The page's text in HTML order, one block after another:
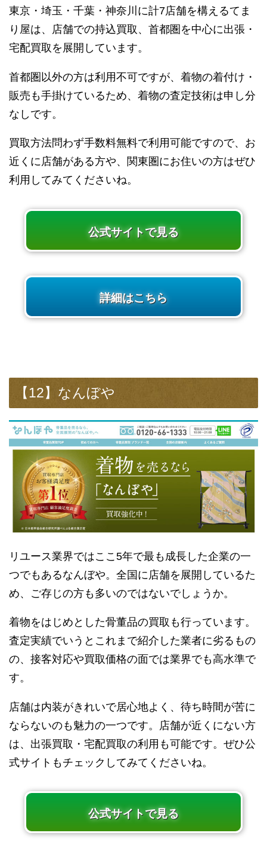
東京・埼玉・千葉・神奈川に計7店舗を構えるてま
り屋は、店舗での持込買取、首都圏を中心に出張・
宅配買取を展開しています。
首都圏以外の方は利用不可ですが、着物の着付け・
販売も手掛けているため、着物の査定技術は申し分
なしです。
買取方法問わず手数料無料で利用可能ですので、お
近くに店舗がある方や、関東圏にお住いの方はぜひ
利用してみてくださいね。
公式サイトで見る
詳細はこちら
【12】なんぼや
リユース業界ではここ5年で最も成長した企業の一
つでもあるなんぼや。全国に店舗を展開しているた
め、ご存じの方も多いのではないでしょうか。
着物をはじめとした骨董品の買取も行っています。
査定実績でいうとこれまで紹介した業者に劣るもの
の、接客対応や買取価格の面では業界でも高水準で
す。
店舗は内装がきれいで居心地よく、待ち時間が苦に
ならないのも魅力の一つです。店舗が近くにない方
は、出張買取・宅配買取の利用も可能です。ぜひ公
式サイトもチェックしてみてくださいね。
公式サイトで見る